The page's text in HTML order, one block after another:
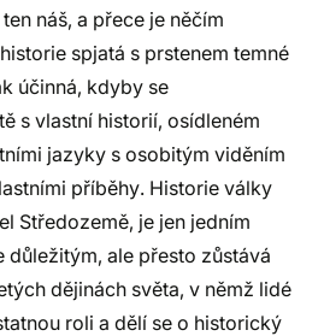
náš, a přece je něčím
spjatá s prstenem temné
účinná, kdyby se
s vlastní historií, osídleném
jazyky s osobitým viděním
příběhy. Historie války
Středozemě, je jen jedním
důležitým, ale přesto zůstává
dějinách světa, v němž lidé
roli a dělí se o historický